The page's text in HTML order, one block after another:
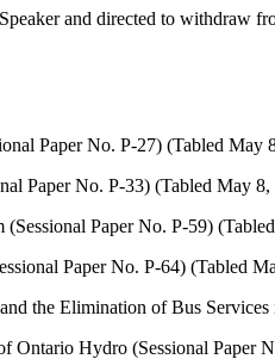
and directed to withdraw
Paper No. P-27) (Tabled May
Paper No. P-33) (Tabled May
Paper No. P-59)
Paper No. P-64) (Tabled
the Elimination of Bus
Ontario Hydro (Sessional